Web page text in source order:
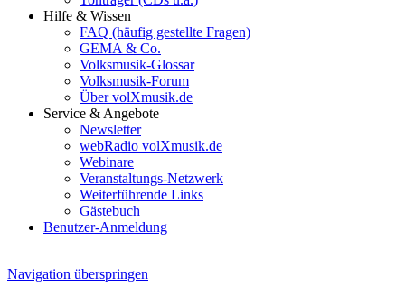
Hilfe & Wissen
FAQ (häufig gestellte Fragen)
GEMA & Co.
Volksmusik-Glossar
Volksmusik-Forum
Über volXmusik.de
Service & Angebote
Newsletter
webRadio volXmusik.de
Webinare
Veranstaltungs-Netzwerk
Weiterführende Links
Gästebuch
Benutzer-Anmeldung
Navigation überspringen